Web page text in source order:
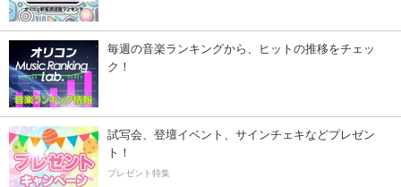
毎週の音楽ランキングから、ヒットの推移をチェッ
ク！
試写会、登壇イベント、サインチェキなどプレゼン
ト！
プレゼント特集